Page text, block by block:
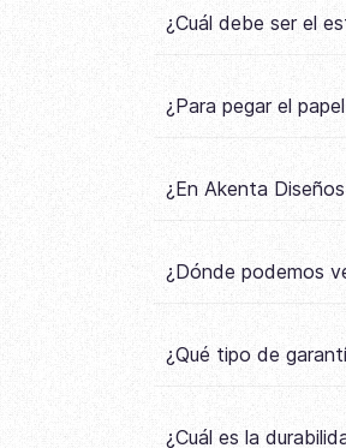
¿Cuál debe ser el
¿Para pegar el
¿En Akenta
¿Dónde podemos
¿Qué tipo de
¿Cuál es la